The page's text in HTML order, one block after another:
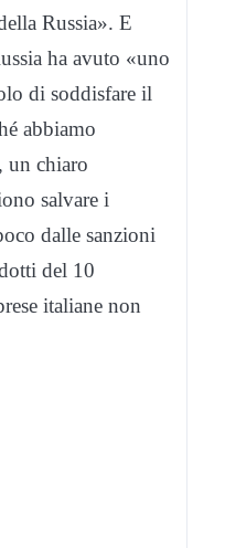
Russia». E
ha avuto «uno
di soddisfare il
abbiamo
un chiaro
salvare i
dalle sanzioni
del 10
italiane non